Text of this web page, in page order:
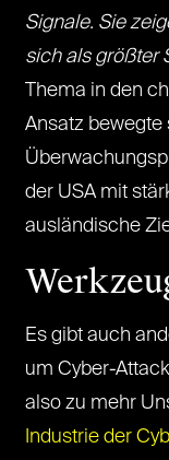
Signale. Sie
sich als größter
Thema in den
Ansatz bewegte
der USA mit
ausländische
Es gibt auch
um Cyber-
also zu mehr
Industrie der